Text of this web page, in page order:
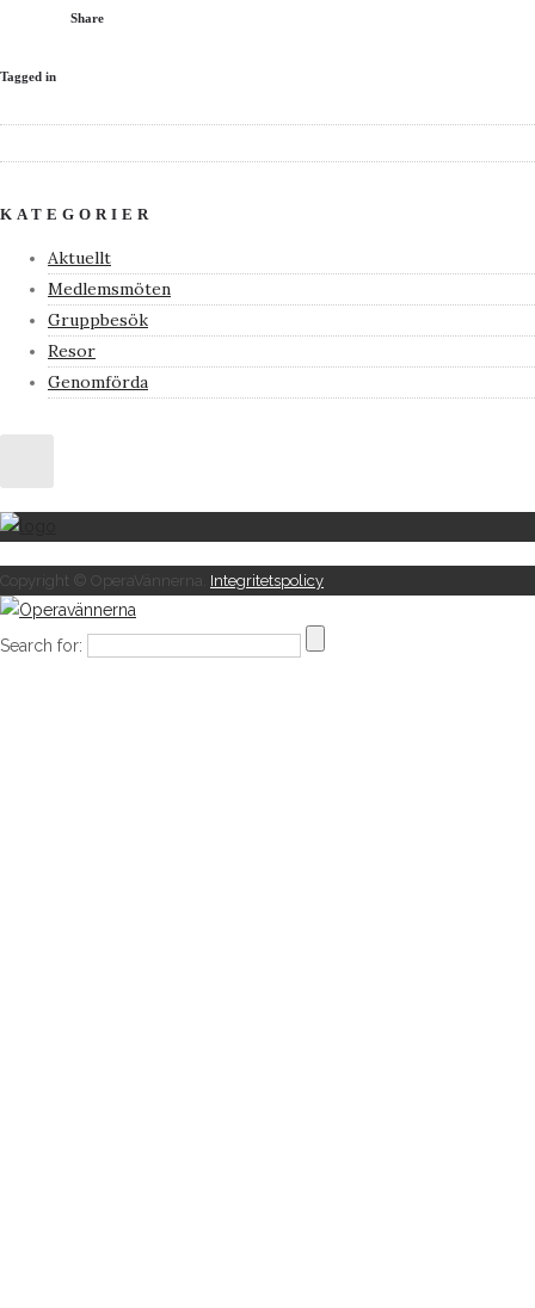
Share
Tagged in
KATEGORIER
Aktuellt
Medlemsmöten
Gruppbesök
Resor
Genomförda
Copyright © OperaVännerna. Integritetspolicy
Search for: